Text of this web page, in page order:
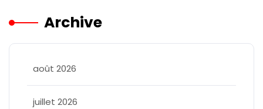
Archive
août 2026
juillet 2026